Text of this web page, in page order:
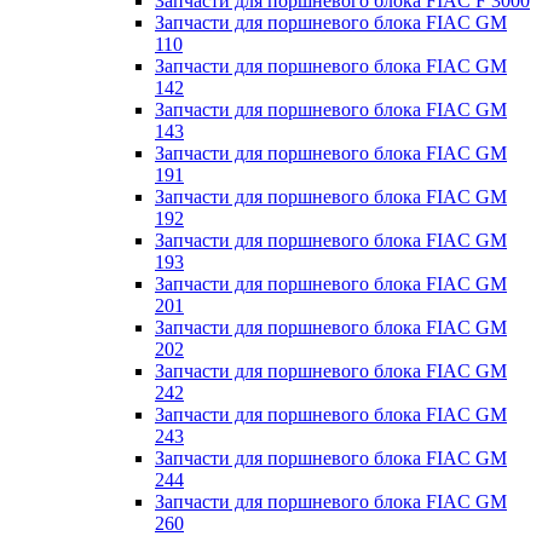
Запчасти для поршневого блока FIAC GM
110
Запчасти для поршневого блока FIAC GM
142
Запчасти для поршневого блока FIAC GM
143
Запчасти для поршневого блока FIAC GM
191
Запчасти для поршневого блока FIAC GM
192
Запчасти для поршневого блока FIAC GM
193
Запчасти для поршневого блока FIAC GM
201
Запчасти для поршневого блока FIAC GM
202
Запчасти для поршневого блока FIAC GM
242
Запчасти для поршневого блока FIAC GM
243
Запчасти для поршневого блока FIAC GM
244
Запчасти для поршневого блока FIAC GM
260